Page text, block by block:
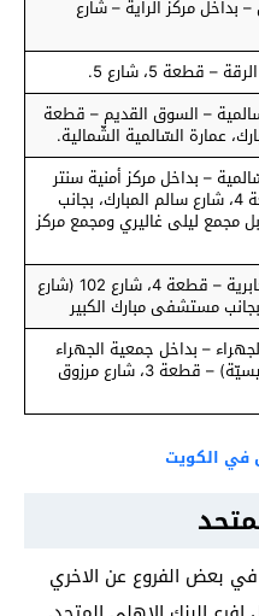
مركز الراية – شارع
قطعة 5، شارع 5.
– السوق القديم – قطعة
– بداخل مركز أمنية سنتر
التجاري السالمية – قطعة 4، شارع سالم المبارك، بجانب
مجمع ليلى غاليري ومجمع مركز
في محافظة حولي \ الجابرية – قطعة 4، شارع 102 (شارع
مستشفى مبارك الكبير
– بداخل جمعية الجهراء
التعاونية (قطعة 3، الرئيسيّة) – قطعة 3، شارع مرزوق
في الكويت
في بعض الفروع عن الاخري